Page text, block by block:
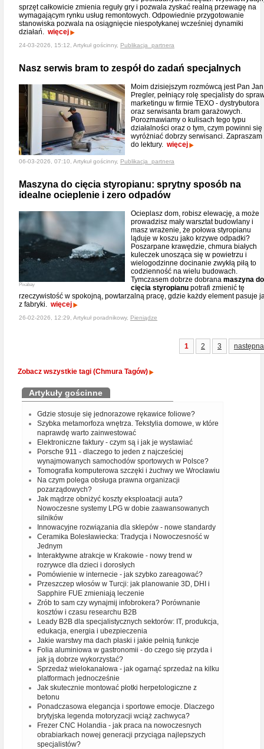
sprzęt całkowicie zmienia reguły gry i pozwala zyskać realną przewagę na
wymagającym rynku usług remontowych. Odpowiednie przygotowanie
stanowiska pozwala na osiągnięcie niespotykanej wcześniej dynamiki
działań. więcej
24-03-2026, 15:12, Artykuł gościnny, Publikacja_partnera
Nasz serwis bram to zespół do zadań specjalnych
Moim dzisiejszym rozmówcą jest Pan Jan
Pregler, pełniący rolę specjalisty do
marketingu w firmie TEXO - dystrybutora
oraz serwisanta bram garażowych.
Porozmawiamy o kulisach tego typu
działalności oraz o tym, czym powinni się
wyróżniać dobrzy serwisanci. Zapraszam
do lektury. więcej
06-03-2026, 07:10, Artykuł gościnny, Publikacja_partnera
Maszyna do cięcia styropianu: sprytny sposób na
idealne ocieplenie i zero odpadów
Pixabay
Ocieplasz dom, robisz elewację, a może
prowadzisz mały warsztat budowlany i
masz wrażenie, że połowa styropianu
ląduje w koszu jako krzywe odpadki?
Poszarpane krawędzie, chmura białych
kuleczek unosząca się w powietrzu i
wielogodzinne docinanie zwykłą piłą to
codzienność na wielu budowach.
Tymczasem dobrze dobrana maszyna do
cięcia styropianu potrafi zmienić tę
rzeczywistość w spokojną, powtarzalną pracę, gdzie każdy element pasuje
z fabryki. więcej
26-02-2026, 12:29, Artykuł poradnikowy, Pieniądze
1 2 3 następna
Zobacz wszystkie tagi (Chmura Tagów)
Artykuły gościnne
Gdzie stosuje się jednorazowe rękawice foliowe?
Szybka metamorfoza wnętrza. Tekstylia domowe, w które
naprawdę warto zainwestować
Elektroniczne faktury - czym są i jak je wystawiać
Porsche 911 - dlaczego to jeden z najcześciej
wynajmowanych samochodów sportowych w Polsce?
Tomografia komputerowa szczęki i żuchwy we Wrocławiu
Na czym polega obsługa prawna organizacji
pozarządowych?
Jak mądrze obniżyć koszty eksploatacji auta?
Nowoczesne systemy LPG w dobie zaawansowanych
silników
Innowacyjne rozwiązania dla sklepów - nowe standardy
Ceramika Bolesławiecka: Tradycja i Nowoczesność w
Jednym
Interaktywne atrakcje w Krakowie - nowy trend w
rozrywce dla dzieci i dorosłych
Pomówienie w internecie - jak szybko zareagować?
Przeszczep włosów w Turcji: jak planowanie 3D, DHI i
Sapphire FUE zmieniają leczenie
Zrób to sam czy wynajmij infobrokera? Porównanie
kosztów i czasu researchu B2B
Leady B2B dla specjalistycznych sektorów: IT, produkcja,
edukacja, energia i ubezpieczenia
Jakie warstwy ma dach płaski i jakie pełnią funkcje
Folia aluminiowa w gastronomii - do czego się przyda i
jak ją dobrze wykorzystać?
Sprzedaż wielokanałowa - jak ogarnąć sprzedaż na kilku
platformach jednocześnie
Jak skutecznie montować płotki herpetologiczne z
betonu
Ponadczasowa elegancja i sportowe emocje. Dlaczego
brytyjska legenda motoryzacji wciąż zachwyca?
Frezer CNC Holandia - jak praca na nowoczesnych
obrabiarkach nowej generacji przyciąga najlepszych
specjalistów?